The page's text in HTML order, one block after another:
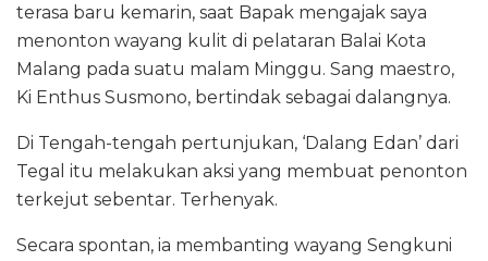
terasa baru kemarin, saat Bapak mengajak saya
menonton wayang kulit di pelataran Balai Kota
Malang pada suatu malam Minggu. Sang maestro,
Ki Enthus Susmono, bertindak sebagai dalangnya.
Di Tengah-tengah pertunjukan, ‘Dalang Edan’ dari
Tegal itu melakukan aksi yang membuat penonton
terkejut sebentar. Terhenyak.
Secara spontan, ia membanting wayang Sengkuni